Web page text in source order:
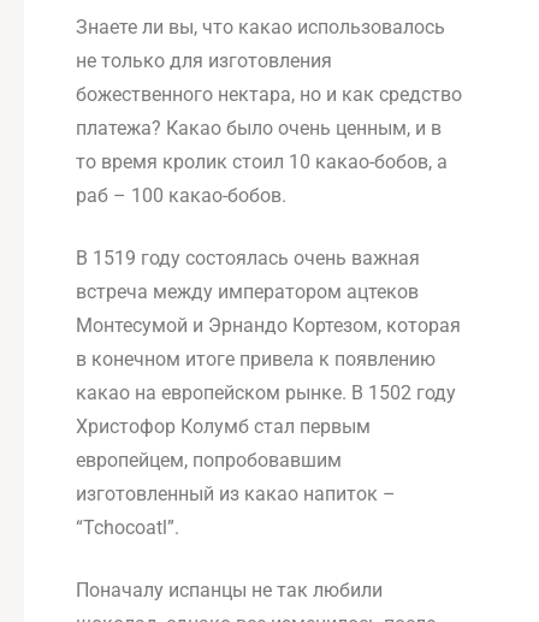
Знаете ли вы, что какао использовалось
не только для изготовления
божественного нектара, но и как средство
платежа? Какао было очень ценным, и в
то время кролик стоил 10 какао-бобов, а
раб – 100 какао-бобов.
В 1519 году состоялась очень важная
встреча между императором ацтеков
Монтесумой и Эрнандо Кортезом, которая
в конечном итоге привела к появлению
какао на европейском рынке. В 1502 году
Христофор Колумб стал первым
европейцем, попробовавшим
изготовленный из какао напиток –
“Tchocoatl”.
Поначалу испанцы не так любили